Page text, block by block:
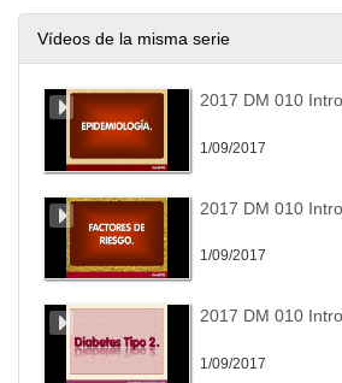
Vídeos de la misma serie
1/09/2017
1/09/2017
1/09/2017